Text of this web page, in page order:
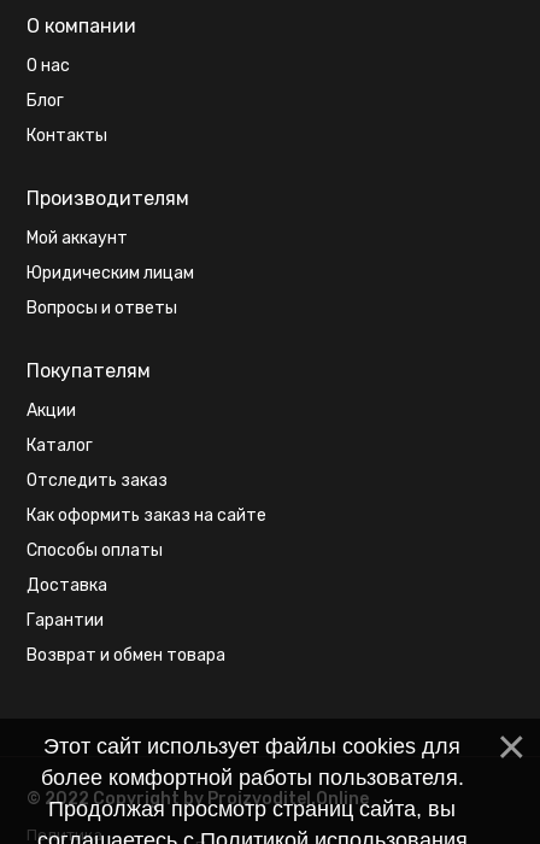
О компании
О нас
Блог
Контакты
Производителям
Мой аккаунт
Юридическим лицам
Вопросы и ответы
Покупателям
Акции
Каталог
Отследить заказ
Как оформить заказ на сайте
Способы оплаты
Доставка
Гарантии
Возврат и обмен товара
© 2022 Copyright by Proizvoditel.Online
Политика
Этот сайт использует файлы cookies для
более комфортной работы пользователя.
Продолжая просмотр страниц сайта, вы